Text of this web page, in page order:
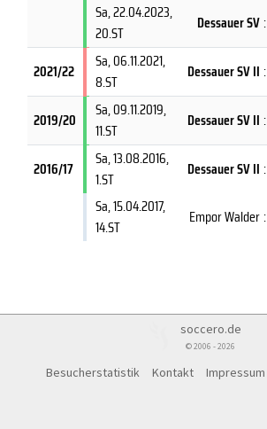
Sa, 22.04.2023,
20.ST
Dessauer SV:
2021/22 Sa, 06.11.2021,
8.ST
Dessauer SV II :
2019/20 Sa, 09.11.2019,
11.ST
Dessauer SV II :
2016/17 Sa, 13.08.2016,
1.ST
Dessauer SV II :
Sa, 15.04.2017,
14.ST
Empor Walder:
soccero.de
© 2006 - 2026
Besucherstatistik Kontakt Impressum